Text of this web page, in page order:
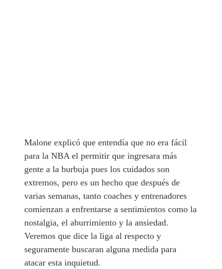
Malone explicó que entendía que no era fácil
para la NBA el permitir que ingresara más
gente a la burbuja pues los cuidados son
extremos, pero es un hecho que después de
varias semanas, tanto coaches y entrenadores
comienzan a enfrentarse a sentimientos como la
nostalgia, el aburrimiento y la ansiedad.
Veremos que dice la liga al respecto y
seguramente buscaran alguna medida para
atacar esta inquietud.